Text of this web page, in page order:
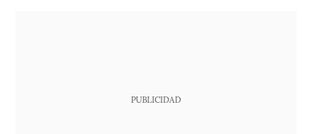
PUBLICIDAD